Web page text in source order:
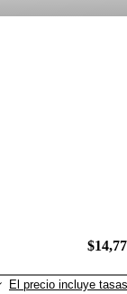
El precio incluye tasas